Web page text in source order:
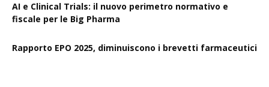
AI e Clinical Trials: il nuovo perimetro normativo e
fiscale per le Big Pharma
Rapporto EPO 2025, diminuiscono i brevetti farmaceutici